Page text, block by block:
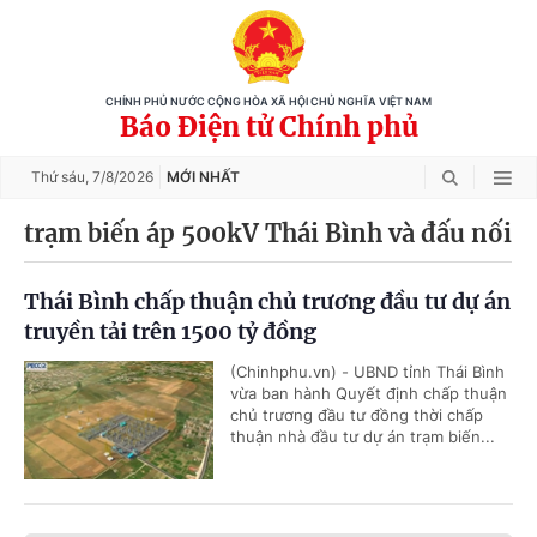
CHÍNH PHỦ NƯỚC CỘNG HÒA XÃ HỘI CHỦ NGHĨA VIỆT NAM
Báo Điện tử Chính phủ
Thứ sáu, 7/8/2026 MỚI NHẤT
trạm biến áp 500kV Thái Bình và đấu nối
Thái Bình chấp thuận chủ trương đầu tư dự án
truyền tải trên 1500 tỷ đồng
(Chinhphu.vn) - UBND tỉnh Thái Bình
vừa ban hành Quyết định chấp thuận
chủ trương đầu tư đồng thời chấp
thuận nhà đầu tư dự án trạm biến...